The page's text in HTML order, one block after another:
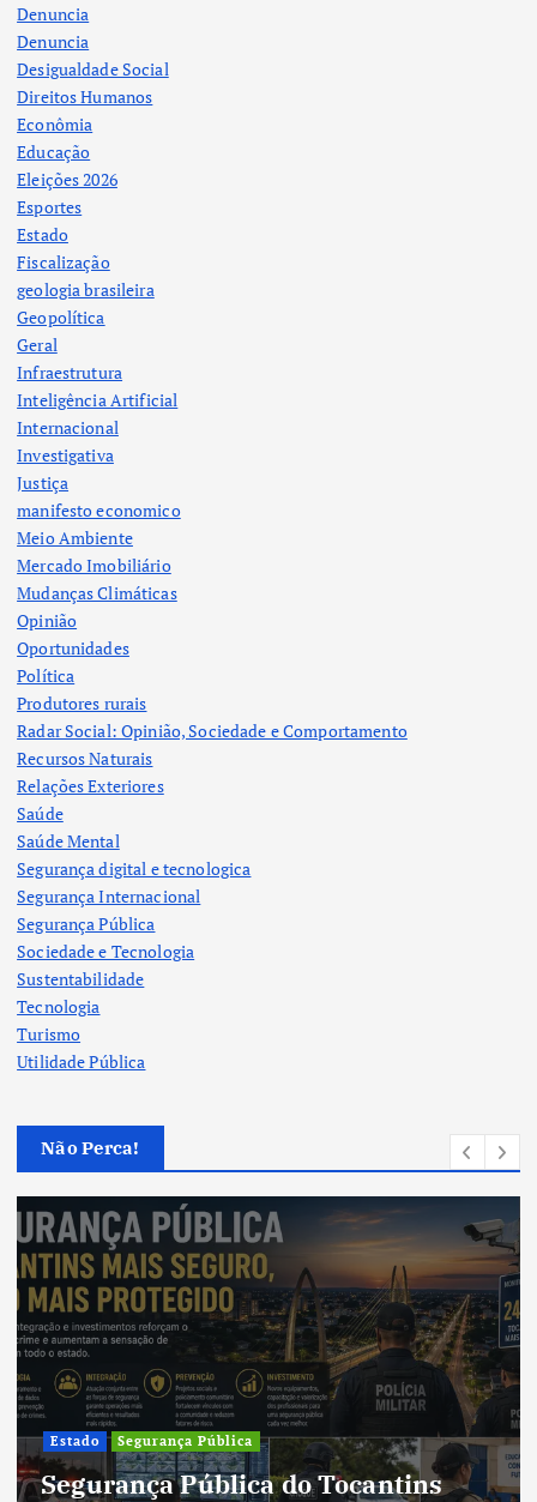
Denuncia
Denuncia
Desigualdade Social
Direitos Humanos
Econômia
Educação
Eleições 2026
Esportes
Estado
Fiscalização
geologia brasileira
Geopolítica
Geral
Infraestrutura
Inteligência Artificial
Internacional
Investigativa
Justiça
manifesto economico
Meio Ambiente
Mercado Imobiliário
Mudanças Climáticas
Opinião
Oportunidades
Política
Produtores rurais
Radar Social: Opinião, Sociedade e Comportamento
Recursos Naturais
Relações Exteriores
Saúde
Saúde Mental
Segurança digital e tecnologica
Segurança Internacional
Segurança Pública
Sociedade e Tecnologia
Sustentabilidade
Tecnologia
Turismo
Utilidade Pública
Não Perca!
Cultura
Cultura do Tocantins preserva
tradições e fortalece identidade de